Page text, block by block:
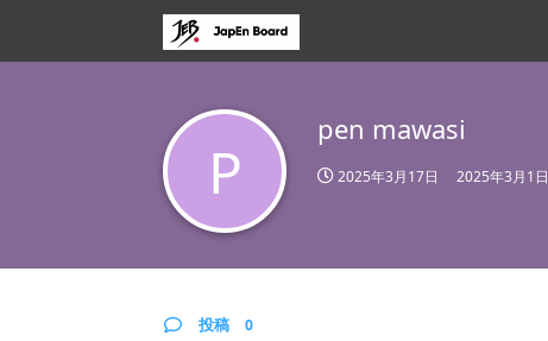
P
pen mawasi
2025年3月17日 2025年3月1日
投稿 0